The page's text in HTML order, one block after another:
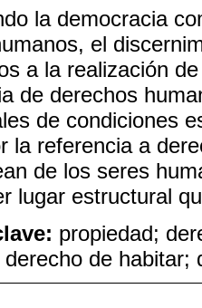
la democracia
el
a la realización
de derechos
de condiciones
la referencia a
de los seres
lugar estructural
propiedad;
de habitar;